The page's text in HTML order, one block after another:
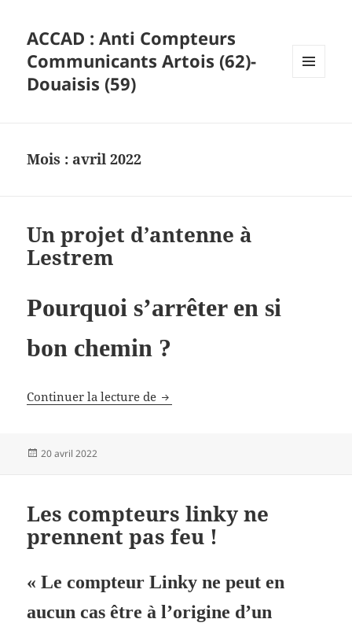
ACCAD : Anti Compteurs
Communicants Artois (62)-
Douaisis (59)
Mois : avril 2022
Un projet d’antenne à
Lestrem
Pourquoi s’arrêter en si
bon chemin ?
Continuer la lecture de Un projet d’antenne à Lestrem
Publié
20 avril 2022
Les compteurs linky ne
prennent pas feu !
« Le compteur Linky ne peut en
aucun cas être à l’origine d’un